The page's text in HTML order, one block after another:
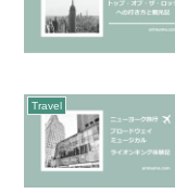
Travel